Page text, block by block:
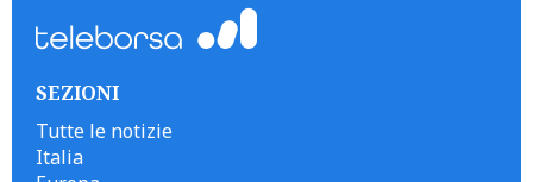
SEZIONI
Tutte le notizie
Italia